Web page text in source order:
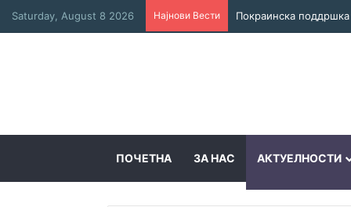
Saturday, August 8 2026 Најнови Вести
ПОЧЕТНА ЗА НАС АКТУЕЛНОСТИ